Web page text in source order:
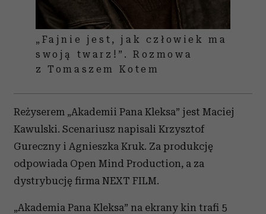
otrzymanymi od Ciebie lub uzyskanymi podczas
korzystania z ich usług.
„Fajnie jest, jak człowiek ma
swoją twarz!”. Rozmowa
z Tomaszem Kotem
Reżyserem „Akademii Pana Kleksa” jest Maciej
Kawulski. Scenariusz napisali Krzysztof
Gureczny i Agnieszka Kruk. Za produkcję
odpowiada Open Mind Production, a za
dystrybucję firma NEXT FILM.
„Akademia Pana Kleksa” na ekrany kin trafi 5